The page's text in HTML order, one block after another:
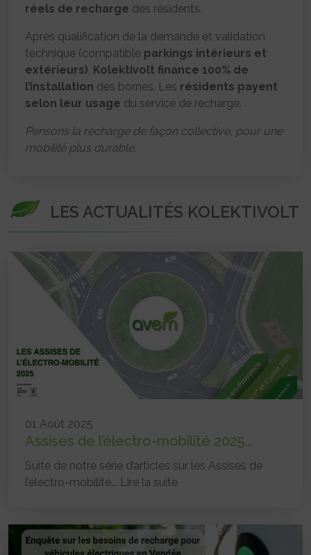
réels de recharge des résidents.
Après qualification de la demande et validation
technique (compatible parkings intérieurs et
extérieurs), Kolektivolt finance 100% de
l’installation des bornes. Les résidents payent
selon leur usage du service de recharge.
Pensons la recharge de façon collective, pour une
mobilité plus durable.
LES ACTUALITÉS KOLEKTIVOLT
01 Août 2025
Assises de l’électro-mobilité 2025...
Suite de notre série d’articles sur les Assises de
l’électro-mobilité... Lire la suite